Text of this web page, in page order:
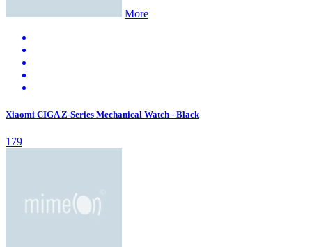
More
Xiaomi CIGA Z-Series Mechanical Watch - Black
179